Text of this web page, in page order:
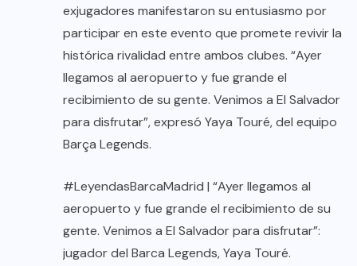
exjugadores manifestaron su entusiasmo por
participar en este evento que promete revivir la
histórica rivalidad entre ambos clubes. “Ayer
llegamos al aeropuerto y fue grande el
recibimiento de su gente. Venimos a El Salvador
para disfrutar”, expresó Yaya Touré, del equipo
Barça Legends.
#LeyendasBarcaMadrid | “Ayer llegamos al
aeropuerto y fue grande el recibimiento de su
gente. Venimos a El Salvador para disfrutar”:
jugador del Barca Legends, Yaya Touré.